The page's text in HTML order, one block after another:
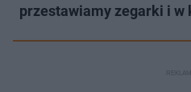
przestawiamy zegarki i w